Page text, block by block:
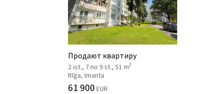
Продают квартиру
2 ist., 7 no 9 st., 51 m2
Rīga, Imanta
61 900 EUR